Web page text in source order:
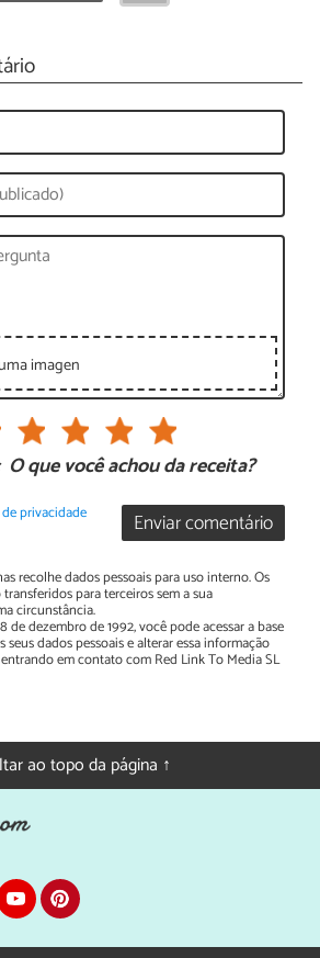
imagen
O que você achou da receita?
Enviar comentário
privacidade
recolhe dados pessoais para uso interno. Os
para terceiros sem a sua
circunstância.
de dezembro de 1992, você pode acessar a base
dados pessoais e alterar essa informação
em contato com Red Link To Media SL
ao topo da página ↑